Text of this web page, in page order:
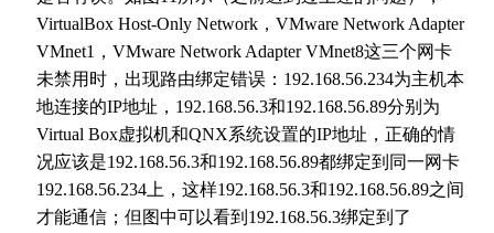
VirtualBox Host-Only Network，VMware Network Adapter
VMnet1，VMware Network Adapter VMnet8这三个网卡
未禁用时，出现路由绑定错误：192.168.56.234为主机本
地连接的IP地址，192.168.56.3和192.168.56.89分别为
Virtual Box虚拟机和QNX系统设置的IP地址，正确的情
况应该是192.168.56.3和192.168.56.89都绑定到同一网卡
192.168.56.234上，这样192.168.56.3和192.168.56.89之间
才能通信；但图中可以看到192.168.56.3绑定到了